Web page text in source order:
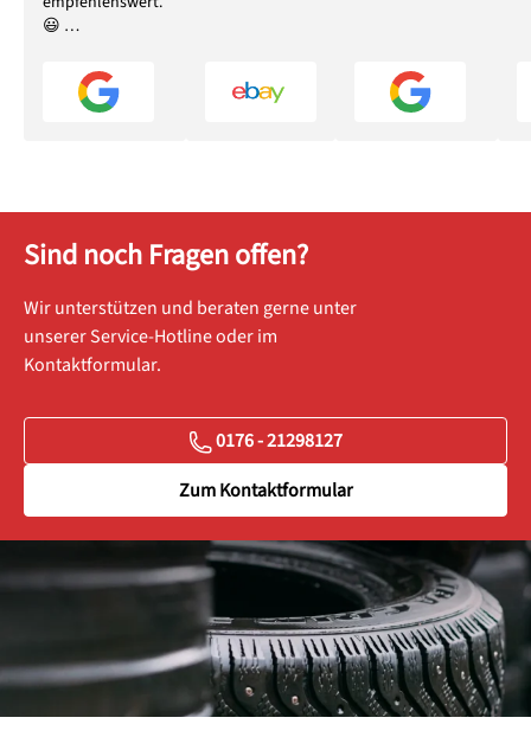
😃 …
Sind noch Fragen offen?
Wir unterstützen und beraten gerne unter
unserer Service-Hotline oder im
Kontaktformular.
0176 - 21298127
Zum Kontaktformular